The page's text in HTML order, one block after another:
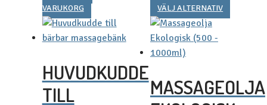
VARUKORG
99.00 kr123.75 kr
till
890.00
VÄLJ ALTERNATIV
här
De
HUVUDKUDDE
TILL
MASSAGEOLJA